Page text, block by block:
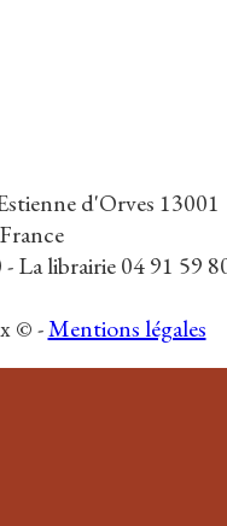
d'Orves 13001
La librairie 04 91 59
© -Mentions légales